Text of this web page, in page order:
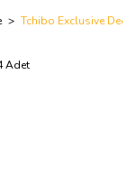
Tchibo Exclusive